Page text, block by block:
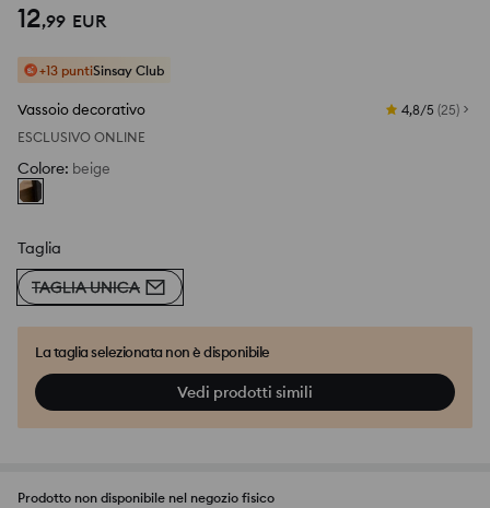
12,99 EUR
+13 puntiSinsay Club
Vassoio decorativo 4,8/5 (25)
ESCLUSIVO ONLINE
Colore: beige
Taglia
TAGLIA UNICA
La taglia selezionata non è disponibile
Vedi prodotti simili
Prodotto non disponibile nel negozio fisico